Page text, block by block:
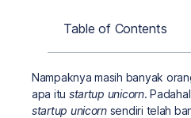
Table of Contents
Nampaknya masih banyak
apa itu startup unicorn.
startup unicornsendiri telah